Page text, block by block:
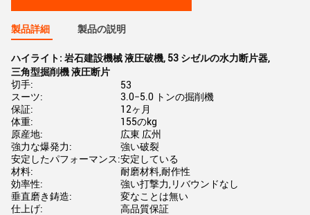
製品詳細 製品の説明
ハイライト: 岩石建設機械 液圧破機, 53 シゼルの水力断片器,
三角型掘削機 液圧断片
切手:
53
スーツ:
3.0−5.0 トンの掘削機
保証:
12ヶ月
体重:
155のkg
原産地:
広東 広州
強力な爆発力:
強い破裂
安定したパフォーマンス:安定している
材料:
耐磨材料,耐作性
効率性:
強い打撃力,リバウンドなし
垂直磨き鋳造:
変なことは無い
仕上げ:
高品質保証